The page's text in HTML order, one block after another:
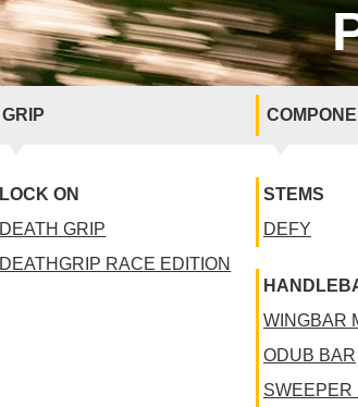
GRIP
LOCK ON
DEATH GRIP
DEATHGRIP RACE EDITION
STEMS
DEFY
WINGBAR
ODUB BAR
SWEEPER